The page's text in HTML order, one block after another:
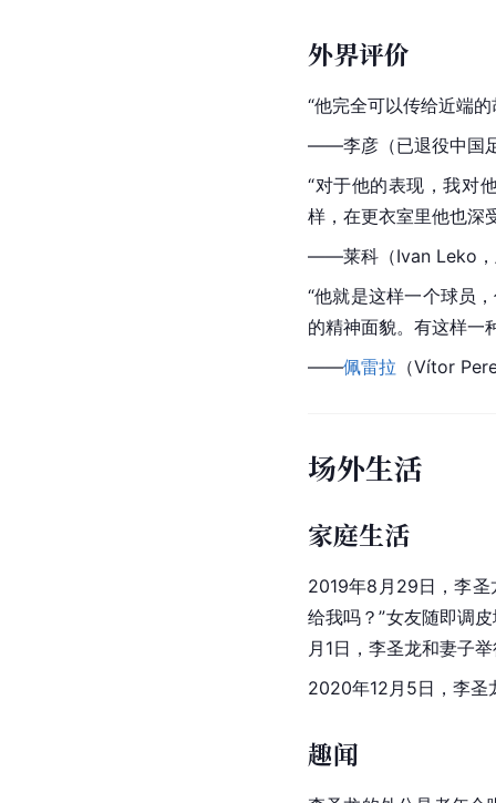
外界评价
“他完全可以传给近端的
——李彦 （已退役中
“对于他的表现，我对
样，在更衣室里他也深
——莱科 （Ivan Leko ，
“他就是这样一个球员
的精神面貌。有这样一
——佩雷拉 （Vítor
场外生活
家庭生活
2019年8月29日，李圣
给我吗？”女友随即调
月1日，李圣龙和妻子
2020年12月5日，李圣
趣闻